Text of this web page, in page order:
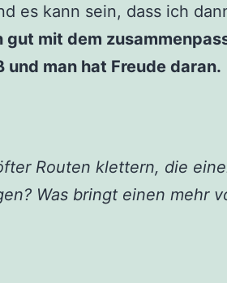
es kann sein, dass ich
mit dem
man hat Freude daran.
Routen klettern, die
Was bringt einen mehr